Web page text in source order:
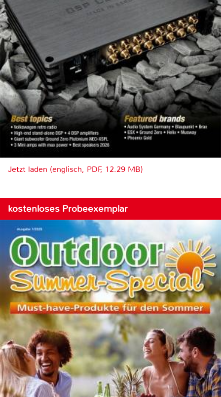
Jetzt laden (englisch, PDF, 12.29 MB)
kostenloses Probeexemplar